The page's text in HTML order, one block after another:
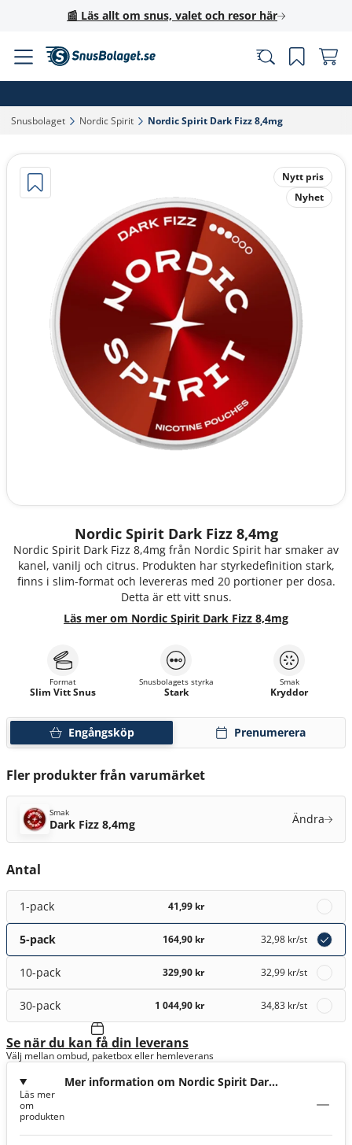
📰 Läs allt om snus, valet och resor här
Snusbolaget‎ Nordic Spirit‎ Nordic Spirit Dark Fizz 8,4mg‎
Nytt pris
Nyhet
Nordic Spirit Dark Fizz 8,4mg
Nordic Spirit Dark Fizz 8,4mg från Nordic Spirit har smaker av
kanel, vanilj och citrus. Produkten har styrkedefinition stark,
finns i slim-format och levereras med 20 portioner per dosa.
Detta är ett vitt snus.
Läs mer om Nordic Spirit Dark Fizz 8,4mg
Engångsköp Prenumerera
Format
Slim Vitt Snus
Snusbolagets styrka
Stark
Smak
Kryddor
Fler produkter från varumärket
Smak
Dark Fizz 8,4mg Ändra
Antal
1-pack 41,99 kr
5-pack 164,90 kr 32,98 kr/st
10-pack 329,90 kr 32,99 kr/st
30-pack 1 044,90 kr 34,83 kr/st
Se när du kan få din leverans
Välj mellan ombud, paketbox eller hemleverans
Mer information om Nordic Spirit Dark
Läs mer
om
produkten